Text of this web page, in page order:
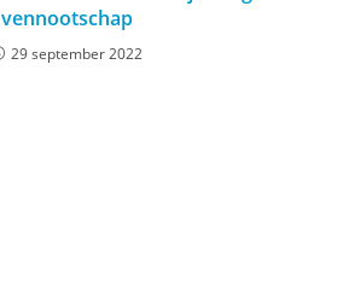
vennootschap
29 september 2022